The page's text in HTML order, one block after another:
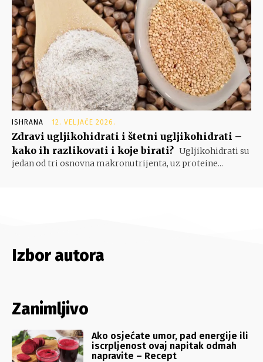
ISHRANA 12. VELJAČE 2026.
Zdravi ugljikohidrati i štetni ugljikohidrati –
kako ih razlikovati i koje birati? Ugljikohidrati su
jedan od tri osnovna makronutrijenta, uz proteine...
Izbor autora
Zanimljivo
Ako osjećate umor, pad energije ili
iscrpljenost ovaj napitak odmah
napravite – Recept